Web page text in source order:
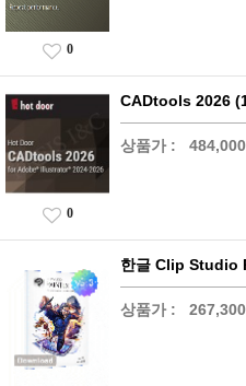
0
CADtools 2026
상품가 :
0
한글 Clip Studio
상품가 :